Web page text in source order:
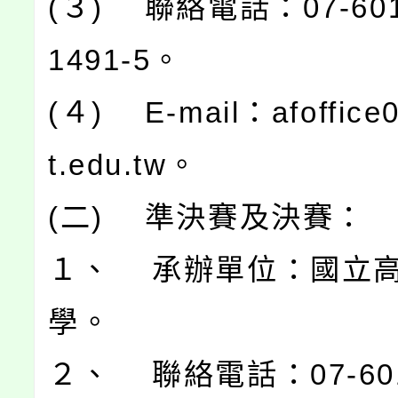
(３) 聯絡電話：07-
1491-5。
(４) E-mail：
t.edu.tw。
(二) 準決賽及決賽：
１、 承辦單位：國立
學。
２、 聯絡電話：07-